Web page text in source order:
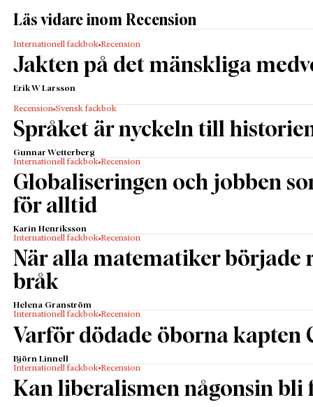
Läs vidare inom Recension
Internationell fackbok Recension
Jakten på det mänskliga
Erik W Larsson
Recension Svensk fackbok
Språket är nyckeln till
Gunnar Wetterberg
Internationell fackbok Recension
Globaliseringen och jobben
för alltid
Karin Henriksson
Internationell fackbok Recension
När alla matematiker började
bråk
Helena Granström
Internationell fackbok Recension
Varför dödade öborna kapten
Björn Linnell
Internationell fackbok Recension
Kan liberalismen någonsin bli